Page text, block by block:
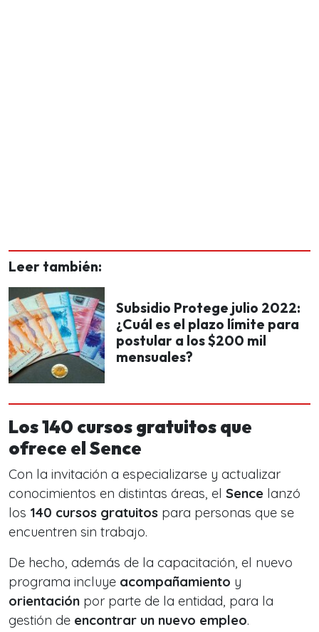
Leer también:
Subsidio Protege julio 2022:
¿Cuál es el plazo límite para
postular a los $200 mil
mensuales?
Los 140 cursos gratuitos que
ofrece el Sence
Con la invitación a especializarse y actualizar
conocimientos en distintas áreas, el Sence lanzó
los 140 cursos gratuitos para personas que se
encuentren sin trabajo.
De hecho, además de la capacitación, el nuevo
programa incluye acompañamiento y
orientación por parte de la entidad, para la
gestión de encontrar un nuevo empleo.